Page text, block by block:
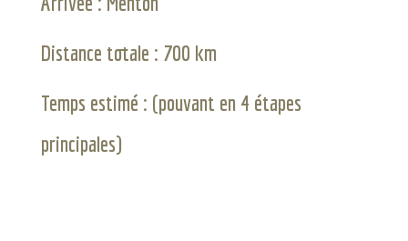
Distance totale : 700 km
Temps estimé : (pouvant en 4 étapes
principales)